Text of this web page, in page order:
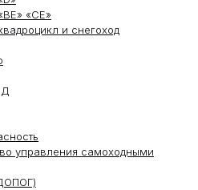
«СЕ»
и снегоход
управления самоходными